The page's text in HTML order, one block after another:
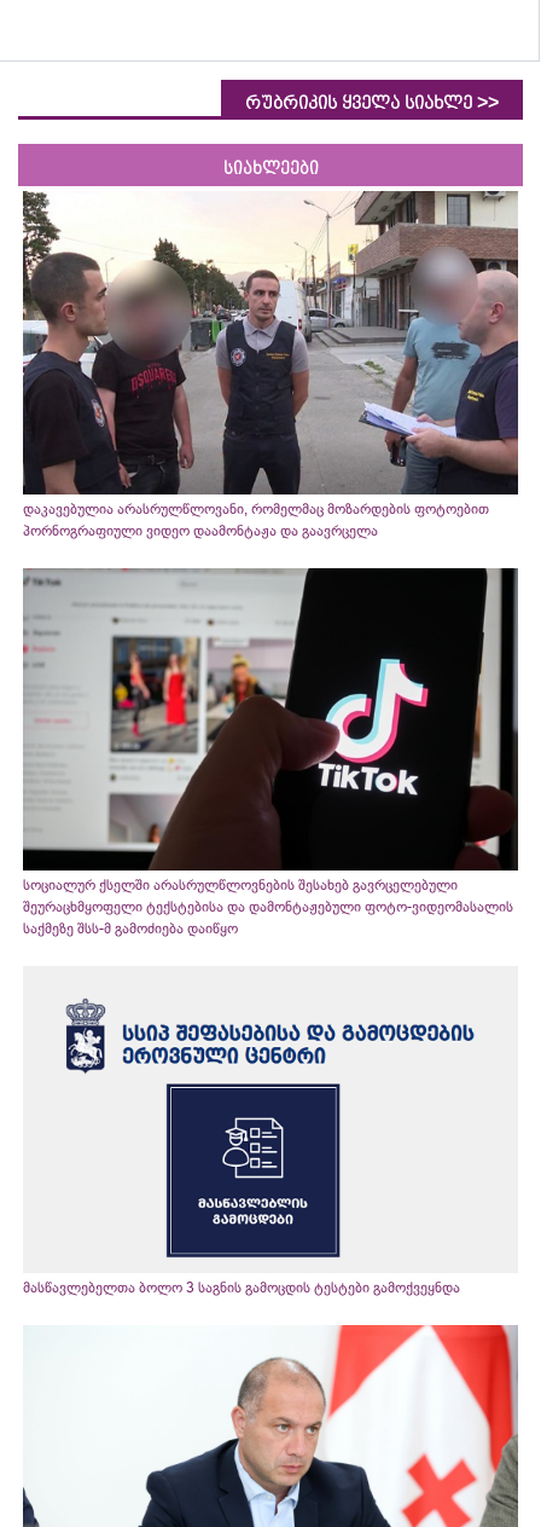
რუბრიკის ყველა სიახლე >>
სიახლეები
დაკავებულია არასრულწლოვანი, რომელმაც მოზარდების ფოტოებით
პორნოგრაფიული ვიდეო დაამონტაჟა და გაავრცელა
სოციალურ ქსელში არასრულწლოვნების შესახებ გავრცელებული
შეურაცხმყოფელი ტექსტებისა და დამონტაჟებული ფოტო-ვიდეომასალის
საქმეზე შსს-მ გამოძიება დაიწყო
მასწავლებელთა ბოლო 3 საგნის გამოცდის ტესტები გამოქვეყნდა